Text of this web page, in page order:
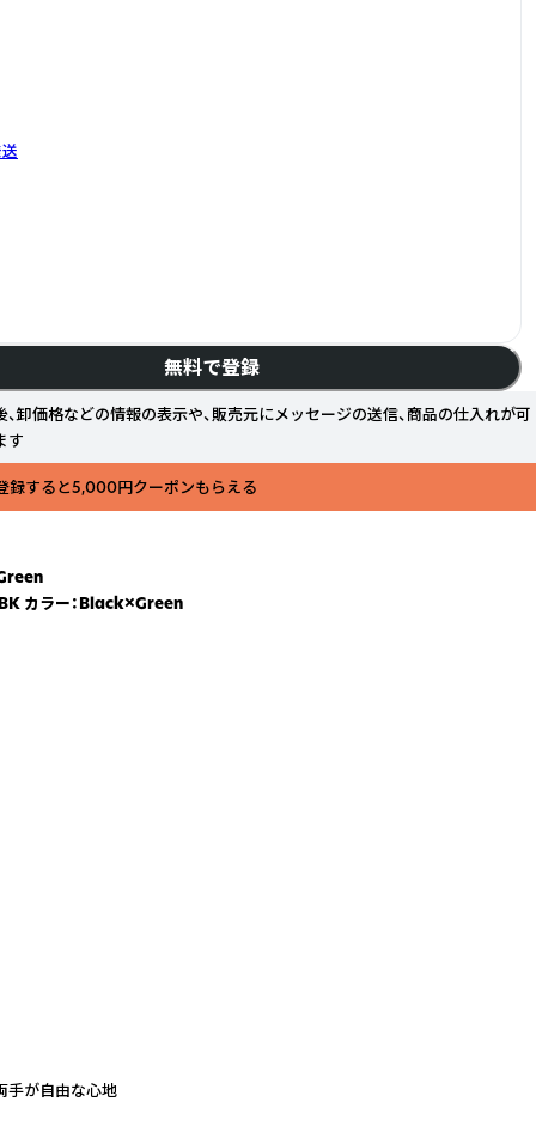
無料で登録
、卸価格などの情報の表示や、販売元にメッセージの送信、商品の仕入れが可
す
登録すると5,000円クーポンもらえる
カラー：Black×Green
手が自由な心地